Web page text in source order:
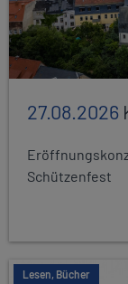
27.08.2026
Schützenfest
Lesen, Bücher